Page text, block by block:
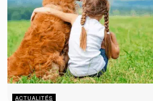
ACTUALITÉS